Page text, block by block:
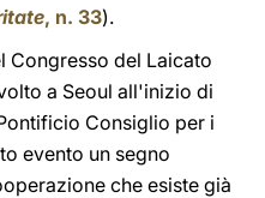
, n. 33).
Congresso del Laicato
a Seoul all'inizio di
Consiglio per i
evento un segno
che esiste già